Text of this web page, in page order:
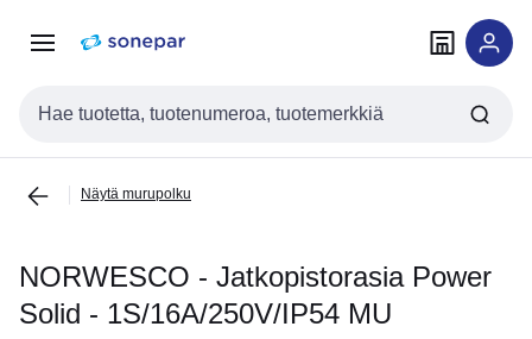
navigointiinsisältöön
Haku
Näytä murupolku
NORWESCO - Jatkopistorasia Power
Solid - 1S/16A/250V/IP54 MU